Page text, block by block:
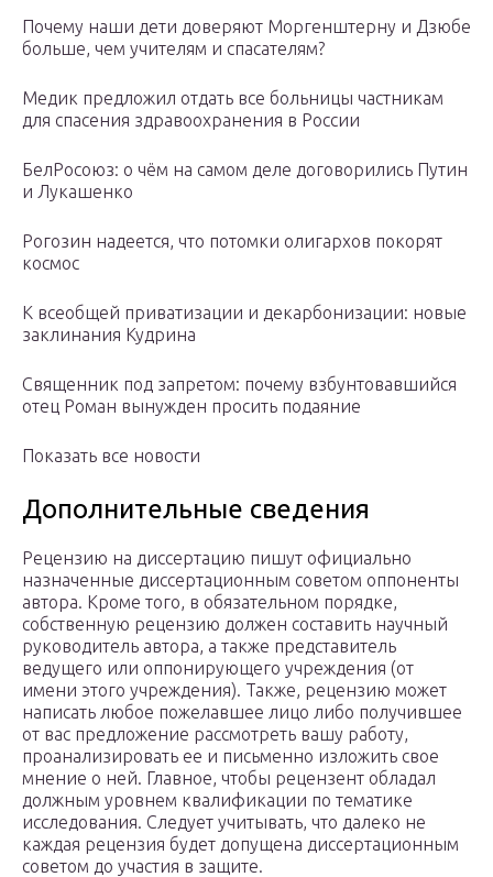
Почему наши дети доверяют Моргенштерну и Дзюбе
больше, чем учителям и спасателям?
Медик предложил отдать все больницы частникам
для спасения здравоохранения в России
БелРосоюз: о чём на самом деле договорились Путин
и Лукашенко
Рогозин надеется, что потомки олигархов покорят
космос
К всеобщей приватизации и декарбонизации: новые
заклинания Кудрина
Священник под запретом: почему взбунтовавшийся
отец Роман вынужден просить подаяние
Показать все новости
Дополнительные сведения
Рецензию на диссертацию пишут официально
назначенные диссертационным советом оппоненты
автора. Кроме того, в обязательном порядке,
собственную рецензию должен составить научный
руководитель автора, а также представитель
ведущего или оппонирующего учреждения (от
имени этого учреждения). Также, рецензию может
написать любое пожелавшее лицо либо получившее
от вас предложение рассмотреть вашу работу,
проанализировать ее и письменно изложить свое
мнение о ней. Главное, чтобы рецензент обладал
должным уровнем квалификации по тематике
исследования. Следует учитывать, что далеко не
каждая рецензия будет допущена диссертационным
советом до участия в защите.